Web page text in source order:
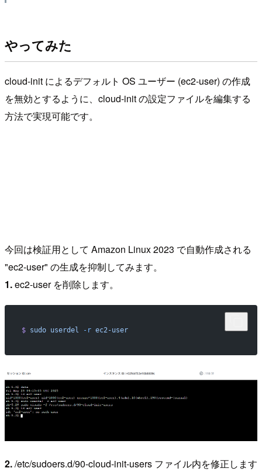
やってみた
cloud-init によるデフォルト OS ユーザー (ec2-user) の作成
を無効とするように、cloud-init の設定ファイルを編集する
方法で実現可能です。
今回は検証用として Amazon Linux 2023 で自動作成される
"ec2-user" の生成を抑制してみます。
1.ec2-user を削除します。
$ sudo userdel -r ec2-user
2./etc/sudoers.d/90-cloud-init-users ファイル内を修正します